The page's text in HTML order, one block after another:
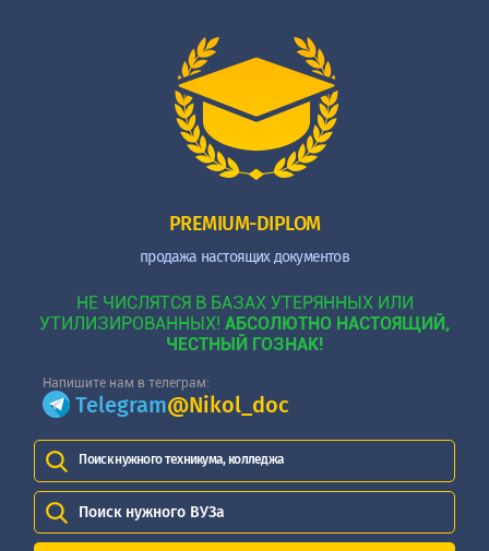
PREMIUM-DIPLOM
продажа настоящих документов
НЕ ЧИСЛЯТСЯ В БАЗАХ УТЕРЯННЫХ ИЛИ
УТИЛИЗИРОВАННЫХ! АБСОЛЮТНО НАСТОЯЩИЙ,
ЧЕСТНЫЙ ГОЗНАК!
Напишите нам в телеграм:
Telegram@Nikol_doc
Поиск нужного техникума, колледжа
Поиск нужного ВУЗа